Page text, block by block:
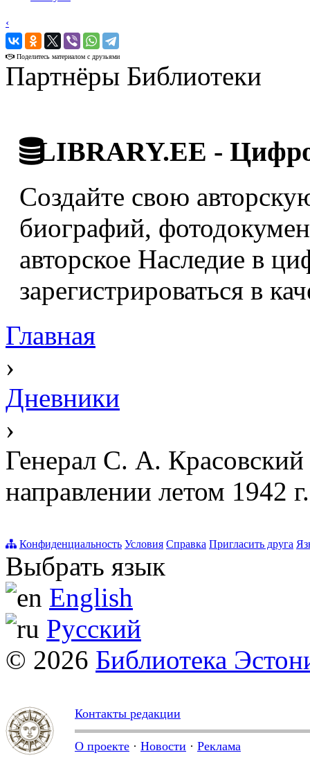
‹
›
Поделитесь материалом с друзьями
Партнёры Библиотеки
LIBRARY.EE -
Создайте свою
биографий,
авторское Наследие в
зарегистрироваться в
Главная
›
Дневники
›
Генерал С. А.
направлении летом 1942 г.
Конфиденциальность Условия Справка Пригласить друга
Выбрать язык
English
Русский
© 2026 Библиотека
Контакты редакции
О проекте · Новости · Реклама